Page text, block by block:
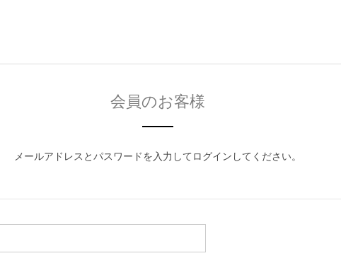
会員のお客様
メールアドレスとパスワードを入力してログインしてください。